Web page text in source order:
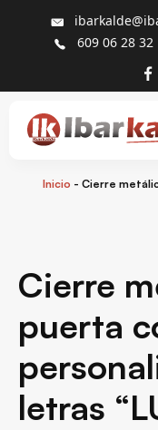
609 06 28 32
Inicio - Cierre
Cierre
puerta
letras